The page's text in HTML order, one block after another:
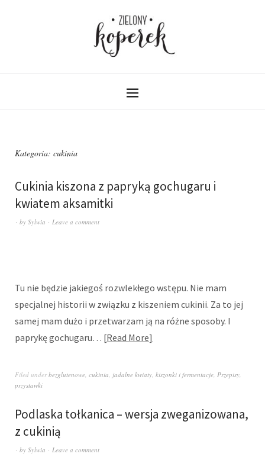
Kategoria: cukinia
Cukinia kiszona z papryką gochugaru i
kwiatem aksamitki
by Sylwia Leave a comment
Tu nie będzie jakiegoś rozwlekłego wstępu. Nie mam
specjalnej historii w związku z kiszeniem cukinii. Za to jej
samej mam dużo i przetwarzam ją na różne sposoby. I
paprykę gochugaru… Read More
Filed underbezglutenowe cukinia jadalne kwiaty kiszonki i fermentacje Przepisy
przystawki
Podlaska tołkanica – wersja zweganizowana,
z cukinią
by Sylwia Leave a comment